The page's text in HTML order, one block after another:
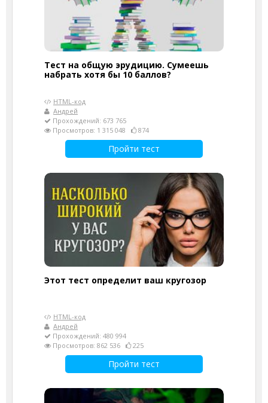
Тест на общую эрудицию. Сумеешь
набрать хотя бы 10 баллов?
HTML-код
Андрей
Прохождений: 673 765
Просмотров: 1 315 048
874
Пройти тест
Этот тест определит ваш кругозор
HTML-код
Андрей
Прохождений: 480 994
Просмотров: 862 536
225
Пройти тест